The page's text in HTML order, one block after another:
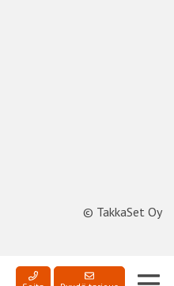
© TakkaSet Oy